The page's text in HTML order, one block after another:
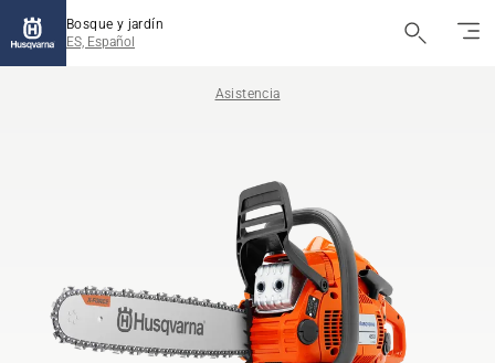
Bosque y jardín
ES, Español
Asistencia